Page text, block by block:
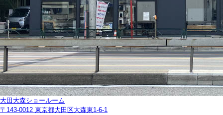
大田大森ショールーム
〒143-0012 東京都大田区大森東1-6-1